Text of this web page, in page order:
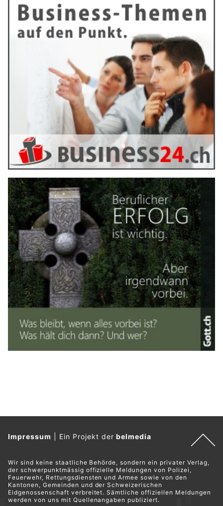
Impressum Ein Projekt derbelmedia
Wir sind keine staatliche Behörde, sondern ein privater Verlag,
der schwerpunktmässig offizielle Meldungen von Polizei,
Feuerwehr, Rettungsdiensten und Armee sowie von den
Kantonen, Gemeinden und der Schweizerischen
Eidgenossenschaft verbreitet. Sämtliche offiziellen Meldungen
werden von uns mit Quellenangaben publiziert.